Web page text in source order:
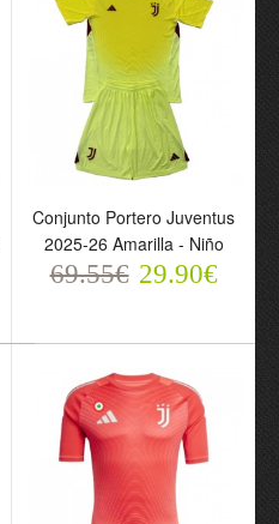
Conjunto Portero
Juventus 2025-26
Amarilla - Niño
69.55€ 29.90€
Conjunto Portero Juventus
2025-26 Amarilla - Niño
69.55€ 29.90€